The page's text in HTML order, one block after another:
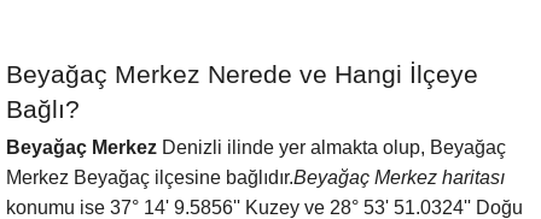
Beyağaç Merkez Nerede ve Hangi İlçeye
Bağlı?
Beyağaç Merkez Denizli ilinde yer almakta olup, Beyağaç
Merkez Beyağaç ilçesine bağlıdır.Beyağaç Merkez haritası
konumu ise 37° 14' 9.5856'' Kuzey ve 28° 53' 51.0324'' Doğu